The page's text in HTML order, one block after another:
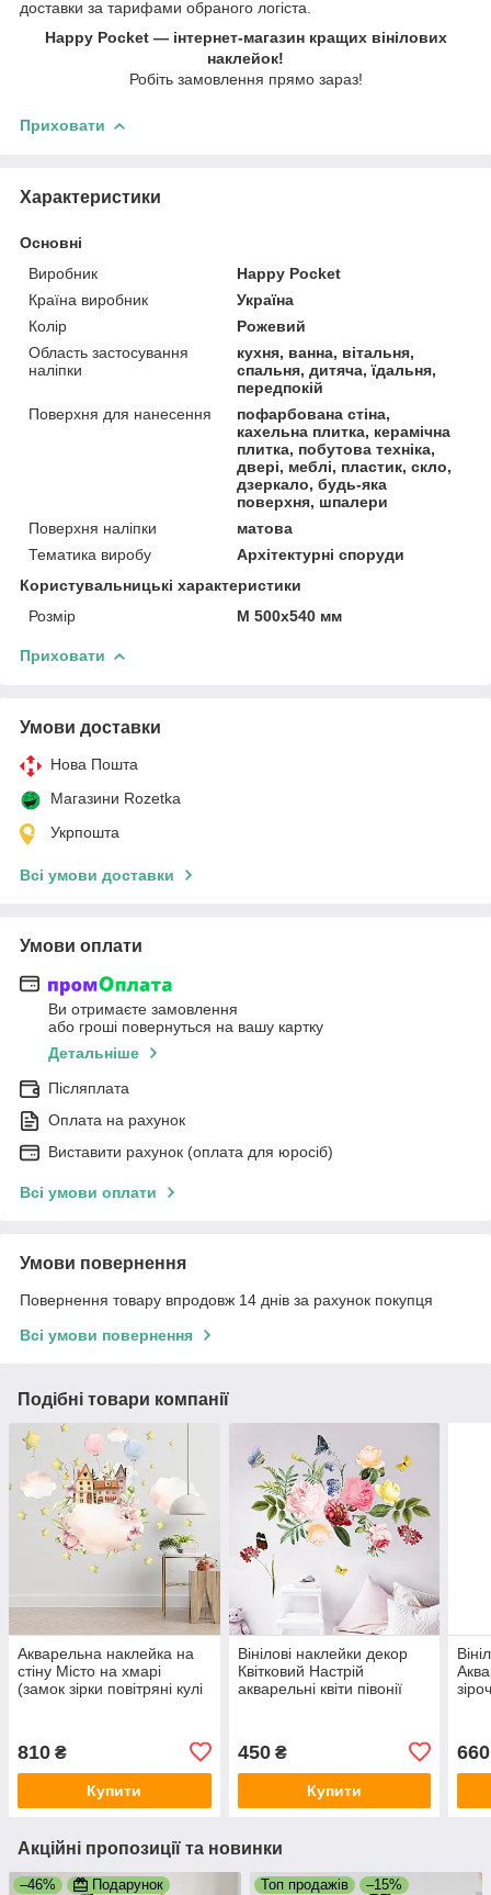
доставки за тарифами обраного логіста.
Happy Pocket — інтернет-магазин кращих вінілових
наклейок!
Робіть замовлення прямо зараз!
Приховати
Характеристики
Основні
Виробник
Happy Pocket
Країна виробник
Україна
Колір
Рожевий
Область застосування
наліпки
кухня, ванна, вітальня,
спальня, дитяча, їдальня,
передпокій
Поверхня для нанесення
пофарбована стіна,
кахельна плитка, керамічна
плитка, побутова техніка,
двері, меблі, пластик, скло,
дзеркало, будь-яка
поверхня, шпалери
Поверхня наліпки
матова
Тематика виробу
Архітектурні споруди
Користувальницькі характеристики
Розмір
M 500х540 мм
Приховати
Умови доставки
Нова Пошта
Магазини Rozetka
Укрпошта
Всі умови доставки
Умови оплати
Ви отримаєте замовлення
або гроші повернуться на вашу картку
Детальніше
Післяплата
Оплата на рахунок
Виставити рахунок (оплата для юросіб)
Всі умови оплати
Умови повернення
Повернення товару впродовж 14 днів за рахунок покупця
Всі умови повернення
Подібні товари компанії
Акварельна наклейка на
стіну Місто на хмарі
(замок зірки повітряні кулі
810 ₴
Купити
Вінілові наклейки декор
Квітковий Настрій
акварельні квіти півонії
450₴
Купити
660
Акційні пропозиції та новинки
–46% Подарунок Топ продажів
–15%